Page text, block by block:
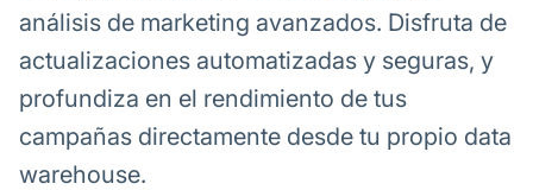
análisis de marketing avanzados. Disfruta de
actualizaciones automatizadas y seguras, y
profundiza en el rendimiento de tus
campañas directamente desde tu propio data
warehouse.